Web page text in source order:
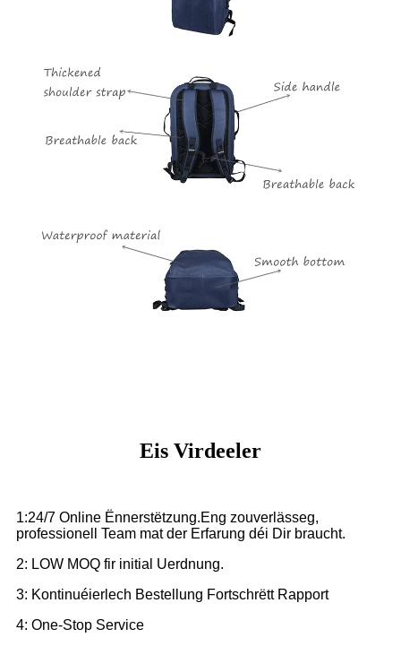
Eis Virdeeler
1:24/7 Online Ënnerstëtzung.Eng zouverlässeg,
professionell Team mat der Erfarung déi Dir braucht.
2: LOW MOQ fir initial Uerdnung.
3: Kontinuéierlech Bestellung Fortschrëtt Rapport
4: One-Stop Service